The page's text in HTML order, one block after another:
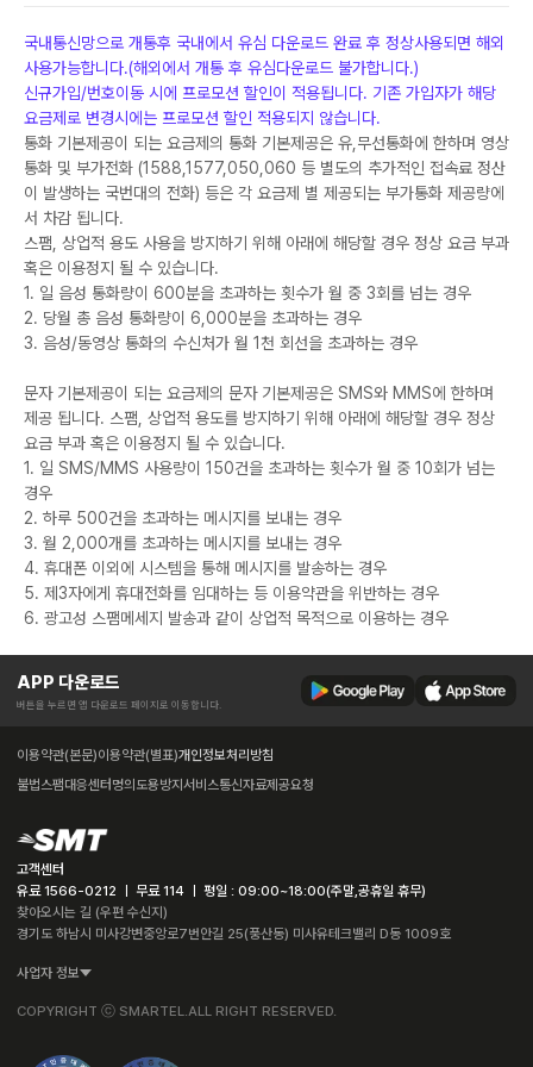
국내통신망으로 개통후 국내에서 유심 다운로드 완료 후 정상사용되면 해외
사용가능합니다.(해외에서 개통 후 유심다운로드 불가합니다.)
신규가입/번호이동 시에 프로모션 할인이 적용됩니다. 기존 가입자가 해당
요금제로 변경시에는 프로모션 할인 적용되지 않습니다.
통화 기본제공이 되는 요금제의 통화 기본제공은 유,무선통화에 한하며 영상
통화 및 부가전화 (1588,1577,050,060 등 별도의 추가적인 접속료 정산
이 발생하는 국번대의 전화) 등은 각 요금제 별 제공되는 부가통화 제공량에
서 차감 됩니다.
스팸, 상업적 용도 사용을 방지하기 위해 아래에 해당할 경우 정상 요금 부과
혹은 이용정지 될 수 있습니다.
1. 일 음성 통화량이 600분을 초과하는 횟수가 월 중 3회를 넘는 경우
2. 당월 총 음성 통화량이 6,000분을 초과하는 경우
3. 음성/동영상 통화의 수신처가 월 1천 회선을 초과하는 경우
문자 기본제공이 되는 요금제의 문자 기본제공은 SMS와 MMS에 한하며
제공 됩니다. 스팸, 상업적 용도를 방지하기 위해 아래에 해당할 경우 정상
요금 부과 혹은 이용정지 될 수 있습니다.
1. 일 SMS/MMS 사용량이 150건을 초과하는 횟수가 월 중 10회가 넘는
경우
2. 하루 500건을 초과하는 메시지를 보내는 경우
3. 월 2,000개를 초과하는 메시지를 보내는 경우
4. 휴대폰 이외에 시스템을 통해 메시지를 발송하는 경우
5. 제3자에게 휴대전화를 임대하는 등 이용약관을 위반하는 경우
6. 광고성 스팸메세지 발송과 같이 상업적 목적으로 이용하는 경우
APP 다운로드
버튼을 누르면 앱 다운로드 페이지로 이동합니다.
이용약관(본문)이용약관(별표)개인정보처리방침
불법스팸대응센터 명의도용방지서비스통신자료제공요청
고객센터
유료 1566-0212 ㅣ 무료 114 ㅣ 평일 : 09:00~18:00(주말,공휴일 휴무)
찾아오시는 길 (우편 수신지)
경기도 하남시 미사강변중앙로7번안길 25(풍산동) 미사유테크밸리 D동 1009호
사업자 정보
COPYRIGHT ⓒ SMARTEL.ALL RIGHT RESERVED.